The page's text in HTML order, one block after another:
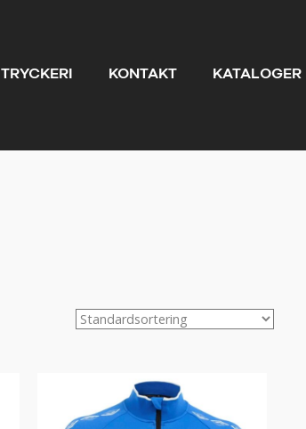
TRYCKERI KONTAKT KATALOGER